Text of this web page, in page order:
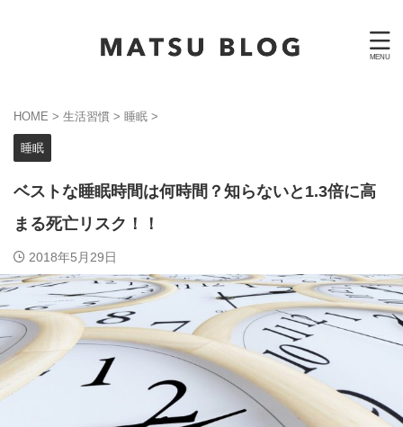
HOME > 生活習慣 > 睡眠 >
睡眠
ベストな睡眠時間は何時間？知らないと1.3倍に高
まる死亡リスク！！
2018年5月29日